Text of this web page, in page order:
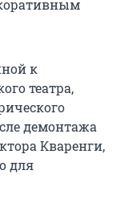
к
театра,
демонтажа
Кваренги,
для